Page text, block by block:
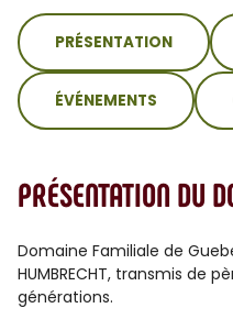
sommaire
PRÉSENTATION
ÉVÉNEMENTS
PRÉSENTATION DU
Domaine Familiale de
HUMBRECHT, transmis de
générations.